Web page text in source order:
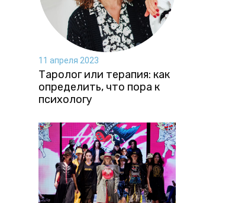
11 апреля 2023
Таролог или терапия: как
определить, что пора к
психологу